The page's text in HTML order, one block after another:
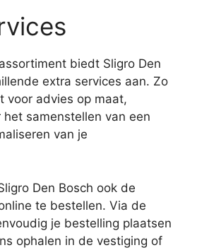
biedt Sligro Den
extra services aan. Zo
voor advies op maat,
samenstellen van een
van je
Den Bosch ook de
te bestellen. Via de
je bestelling plaatsen
ophalen in de vestiging of